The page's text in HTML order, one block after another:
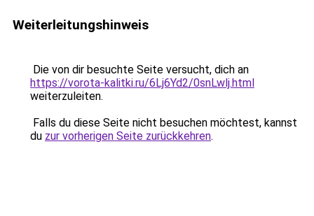
Weiterleitungshinweis
Die von dir besuchte Seite versucht, dich an
https://vorota-kalitki.ru/6Lj6Yd2/0snLwlj.html
weiterzuleiten.
Falls du diese Seite nicht besuchen möchtest, kannst
du zur vorherigen Seite zurückkehren.